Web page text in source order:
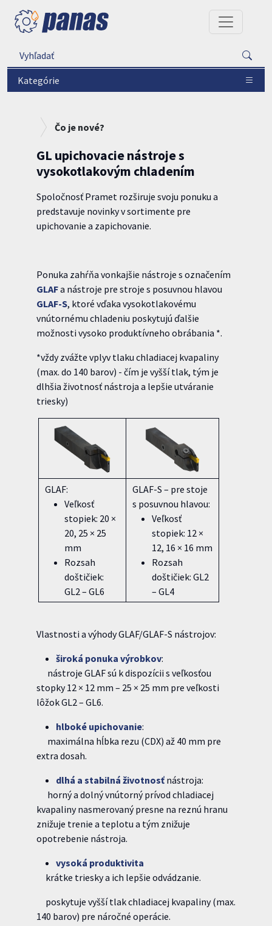
Kategórie
Čo je nové?
GL upichovacie nástroje s
vysokotlakovým chladením
Spoločnosť Pramet rozširuje svoju ponuku a
predstavuje novinky v sortimente pre
upichovanie a zapichovanie.
Ponuka zahŕňa vonkajšie nástroje s označením
GLAFa nástroje pre stroje s posuvnou hlavou
GLAF-S, ktoré vďaka vysokotlakovému
vnútornému chladeniu poskytujú ďalšie
možnosti vysoko produktívneho obrábania *.
*vždy zvážte vplyv tlaku chladiacej kvapaliny
(max. do 140 barov) - čím je vyšší tlak, tým je
dlhšia životnosť nástroja a lepšie utváranie
triesky)
GLAF:
Veľkosť
stopiek: 20 ×
20, 25 × 25
mm
Rozsah
doštičiek:
GL2 – GL6
GLAF-S – pre stoje
s posuvnou hlavou:
Veľkosť
stopiek: 12 ×
12, 16 × 16 mm
Rozsah
doštičiek: GL2
– GL4
Vlastnosti a výhody GLAF/GLAF-S nástrojov:
široká ponuka výrobkov:
nástroje GLAF sú k dispozícii s veľkosťou
stopky 12 × 12 mm – 25 × 25 mm pre veľkosti
lôžok GL2 – GL6.
hlboké upichovanie:
maximálna hĺbka rezu (CDX) až 40 mm pre
extra dosah.
dlhá a stabilná životnosť nástroja:
horný a dolný vnútorný prívod chladiacej
kvapaliny nasmerovaný presne na reznú hranu
znižuje trenie a teplotu a tým znižuje
opotrebenie nástroja.
vysoká produktivita
krátke triesky a ich lepšie odvádzanie.
poskytuje vyšší tlak chladiacej kvapaliny (max.
140 barov) pre náročné operácie.